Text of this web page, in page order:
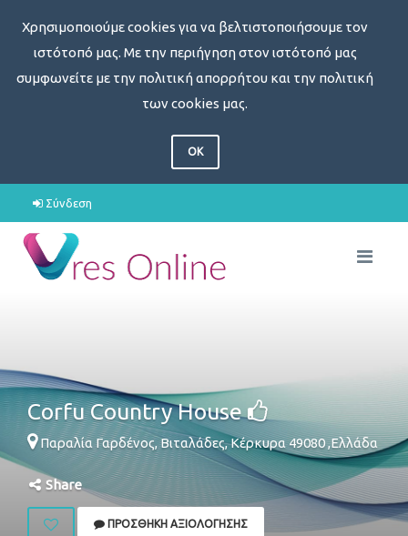
Χρησιμοποιούμε cookies για να βελτιστοποιήσουμε τον
ιστότοπό μας. Με την περιήγηση στον ιστότοπό μας
συμφωνείτε με την πολιτική απορρήτου και την πολιτική
των cookies μας.
OK
Σύνδεση
Corfu Country House
Παραλία Γαρδένος,Βιταλάδες,Κέρκυρα49080,Ελλάδα
Share
ΠΡΟΣΘΉΚΗ ΑΞΙΟΛΌΓΗΣΗΣ